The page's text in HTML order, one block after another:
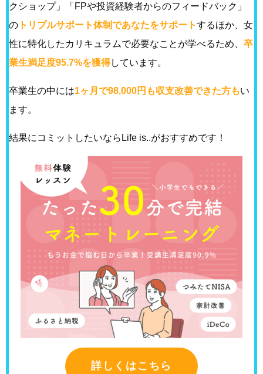
クショップ」「FPや投資経験者からのフィードバック」
の トリプルサポート体制であなたをサポートするほか、女
性に特化したカリキュラムで必要なことが学べるため、 卒
業生満足度95.7%を獲得しています。
卒業生の中には1ヶ月で98,000円も収支改善できた方もい
ます。
結果にコミットしたいならLife is..がおすすめです！
詳しくはこちら